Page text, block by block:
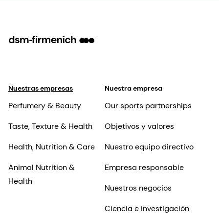
Nuestras empresas
Perfumery & Beauty
Taste, Texture & Health
Health, Nutrition & Care
Animal Nutrition &
Health
Nuestra empresa
Our sports partnerships
Objetivos y valores
Nuestro equipo directivo
Empresa responsable
Nuestros negocios
Ciencia e investigación